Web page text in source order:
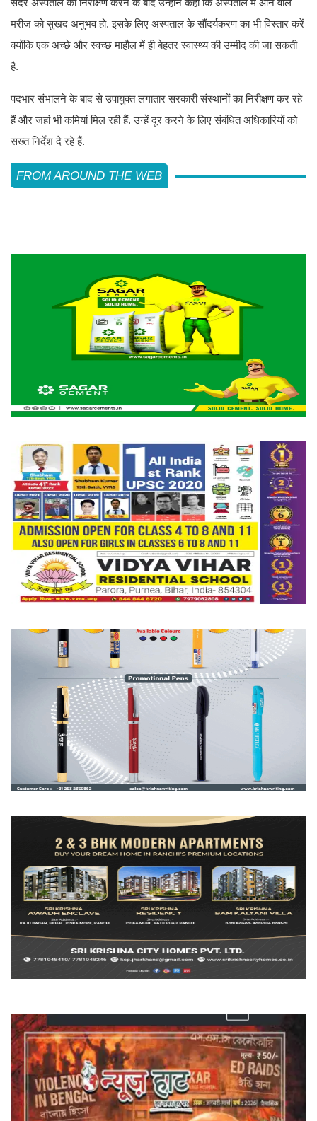
मरीज को सुखद अनुभव हो. इसके लिए अस्पताल के सौंदर्यकरण का भी विस्तार करें
क्योंकि एक अच्छे और स्वच्छ माहौल में ही बेहतर स्वास्थ्य की उम्मीद की जा सकती
है.
पदभार संभालने के बाद से उपायुक्त लगातार सरकारी संस्थानों का निरीक्षण कर रहे
हैं और जहां भी कमियां मिल रही हैं. उन्हें दूर करने के लिए संबंधित अधिकारियों को
सख्त निर्देश दे रहे हैं.
FROM AROUND THE WEB